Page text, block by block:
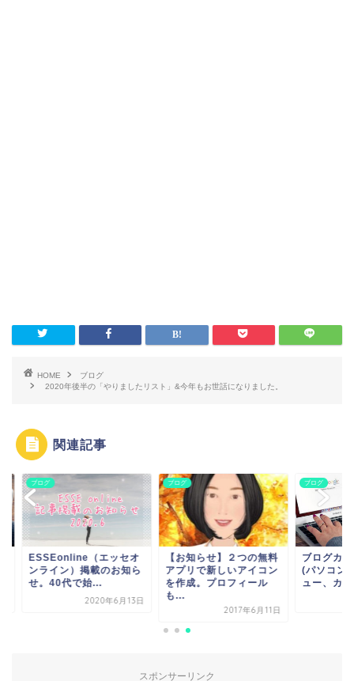
HOME
ブログ
2020年後半の「やりましたリスト」&今年もお世話になりました。
関連記事
（エッセオ
イン）掲載のお知ら
40代で始...
2020年6月13日
ブログ
【お知らせ】２つの無料
アプリで新しいアイコン
を作成。プロフィール
も...
2017年6月11日
ブログ
ブログカスタマイズ
(パソコン版)。タブ
ュー、カテゴリーデ
スポンサーリンク